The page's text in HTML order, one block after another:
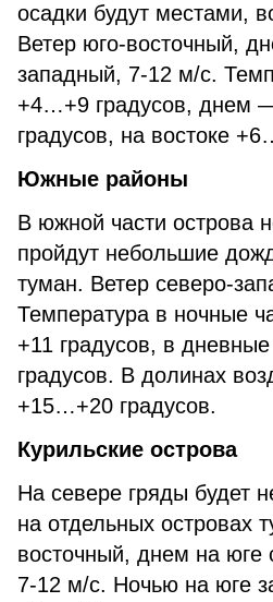
осадки будут местами,
Ветер юго-восточный,
западный, 7-12 м/с.
+4…+9 градусов, днем
градусов, на востоке
Южные районы
В южной части острова
пройдут небольшие
туман. Ветер северо-
Температура в ночные
+11 градусов, в
градусов. В долинах
+15…+20 градусов.
Курильские острова
На севере гряды будет
на отдельных островах
восточный, днем на юге
7-12 м/с. Ночью на юге